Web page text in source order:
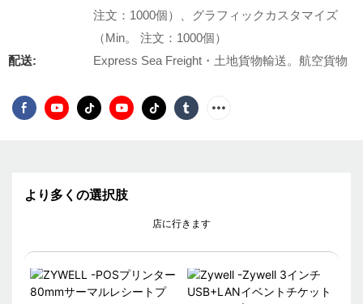
注文：1000個）、グラフィックカスタマイズ
（Min。 注文：1000個）
配送:
Express Sea Freight・土地貨物輸送。航空貨物
より多くの選択肢
店に行きます